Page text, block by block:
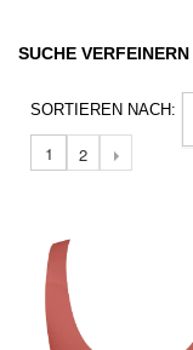
SUCHE VERFEINERN
SORTIEREN NACH
1 2